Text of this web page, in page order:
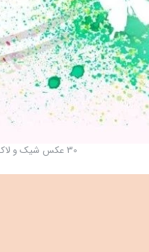
30 عکس شیک و لاکچری روز جهانی مادر ❤️ happy Mother's Day